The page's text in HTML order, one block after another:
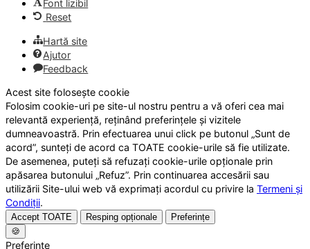
Font lizibil
Reset
Hartă site
Ajutor
Feedback
Acest site folosește cookie
Folosim cookie-uri pe site-ul nostru pentru a vă oferi cea mai
relevantă experiență, reținând preferințele și vizitele
dumneavoastră. Prin efectuarea unui click pe butonul „Sunt de
acord”, sunteți de acord ca TOATE cookie-urile să fie utilizate.
De asemenea, puteți să refuzați cookie-urile opționale prin
apăsarea butonului „Refuz”. Prin continuarea accesării sau
utilizării Site-ului web vă exprimați acordul cu privire la Termeni și
Condiții.
Accept TOATE Resping opționale
Preferințe
🍪
Preferințe